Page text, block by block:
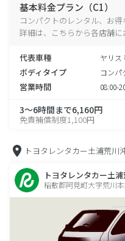
基本料金プラン（C1）
コンパクトのレンタル、お
詳細は、こちらから各店舗に
代表車種 ヤリス
ボディタイプ コンパ
営業時間 08:00-
3～6時間まで6,160円
免責補償制度1,100円
トヨタレンタカー土浦荒川
トヨタレンタカー土
稲敷郡阿見町大字荒川本